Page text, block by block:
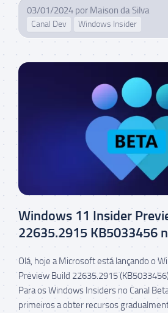
03/01/2024 por Maison da Silva
Canal Dev Windows Insider
Windows 11 Insider
22635.2915 KB5033456
Olá, hoje a Microsoft está lançando o
Preview Build 22635.2915
Para os Windows Insiders no Canal
primeiros a obter recursos